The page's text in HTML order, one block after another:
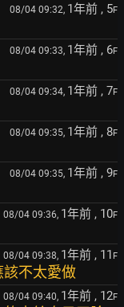
08/04 09:32, 1年前 , 5F
08/04 09:33, 1年前 , 6F
08/04 09:34, 1年前 , 7F
08/04 09:35, 1年前 , 8F
08/04 09:35, 1年前 , 9F
08/04 09:36, 1年前 , 10F
08/04 09:38, 1年前 , 11 F
不太愛做
08/04 09:40, 1年前 , 12F